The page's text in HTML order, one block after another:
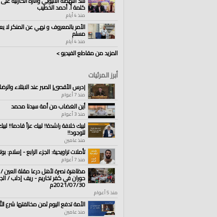
كلمة أ. أحمد الخطيب
منذ 4 أيام
الأمر بالمعروف و نهي عن المنكر لا
مسلم
منذ 4 أيام
المزيد من مقاطع الفيديو >
أبرز المرئيات
|درس الأقصى| الصبر عند الابتلاء
منذ 7 أعوام
أين الغضاب من أمة سيدنا محمد
منذ 3 أعوام
لبيك خلافة راشدة!! لبيك عزاً قادما!!
للوجود!!
منذ عامين
تأملات تراويحية: الجزء الرابع - إسلام:
منذ 7 أعوام
مظاهرة نصرة لأهل درعا مقلة
حوران في كفر تخاريم - ريف إدلب /
2021/07/30م
منذ 5 أعوام
الأمة تدفع اليوم ثمن مخالفتها شرع
منذ عامين